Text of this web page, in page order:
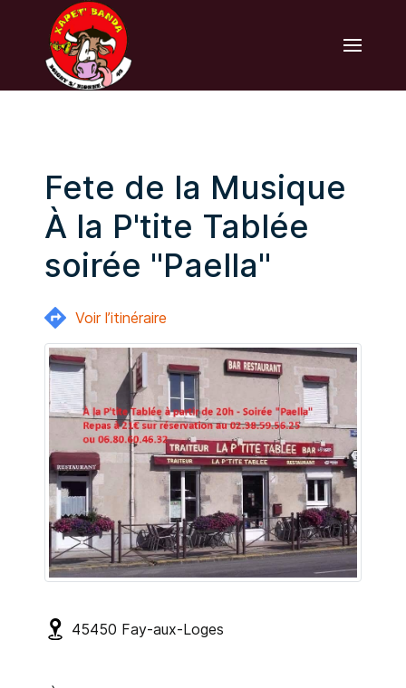
Fete de la Musique
À la P'tite Tablée
soirée "Paella"
Voir l’itinéraire
45450 Fay-aux-Loges